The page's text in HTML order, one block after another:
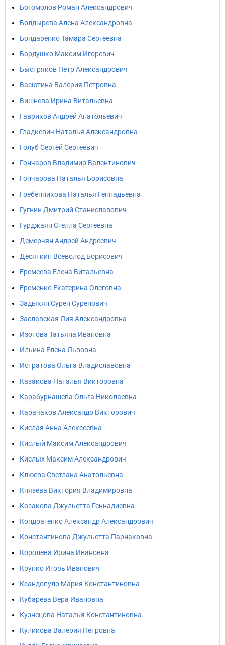
Богомолов Роман Александрович
Болдырева Алена Александровна
Бондаренко Тамара Сергеевна
Бордушко Максим Игоревич
Быстряков Петр Александрович
Васютина Валерия Петровна
Вишнева Ирина Витальевна
Гавриков Андрей Анатольевич
Гладкевич Наталья Александровна
Голуб Сергей Сергеевич
Гончаров Владимир Валентинович
Гончарова Наталья Борисовна
Гребенникова Наталья Геннадьевна
Гугнин Дмитрий Станиславович
Гурджаян Стелла Сергеевна
Демерчян Андрей Андреевич
Десяткин Всеволод Борисович
Еремеева Елена Витальевна
Еременко Екатерина Олеговна
Задыкян Сурен Суренович
Заславская Лия Александровна
Изотова Татьяна Ивановна
Ильина Елена Львовна
Истратова Ольга Владиславовна
Казакова Наталья Викторовна
Карабурнашева Ольга Николаевна
Карачаков Александр Викторович
Кислая Анна Алексеевна
Кислый Максим Александрович
Кислых Максим Александрович
Клюева Светлана Анатольевна
Князева Виктория Владимировна
Козакова Джульетта Геннадиевна
Кондратенко Александр Александрович
Константинова Джульетта Парнаковна
Королева Ирина Ивановна
Крупко Игорь Иванович
Ксандопуло Мария Константиновна
Кубарева Вера Ивановна
Кузнецова Наталья Константиновна
Куликова Валерия Петровна